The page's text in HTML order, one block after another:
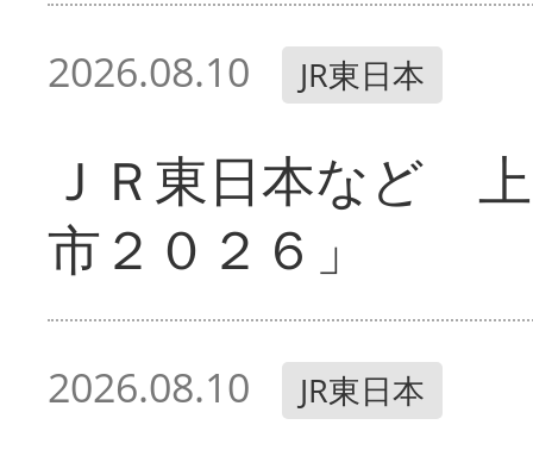
2026.08.10 JR東日本
ＪＲ東日本など
市２０２６」
2026.08.10 JR東日本